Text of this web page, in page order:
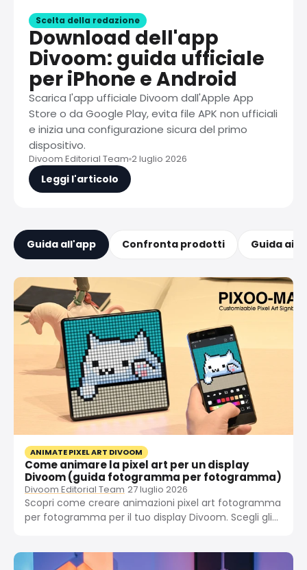
Scelta della redazione
Download dell'app
Divoom: guida ufficiale
per iPhone e Android
Scarica l'app ufficiale Divoom dall'Apple App
Store o da Google Play, evita file APK non ufficiali
e inizia una configurazione sicura del primo
dispositivo.
Divoom Editorial Team 2 luglio 2026
Leggi l'articolo
Guida all'app Confronta prodotti Guida ai
ANIMATE PIXEL ART DIVOOM
Come animare la pixel art per un display
Divoom (guida fotogramma per fotogramma)
Divoom Editorial Team 27 luglio 2026
Scopri come creare animazioni pixel art fotogramma
per fotogramma per il tuo display Divoom. Scegli gli
dispositivo.